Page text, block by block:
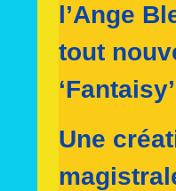
l’Ange
tout
Une